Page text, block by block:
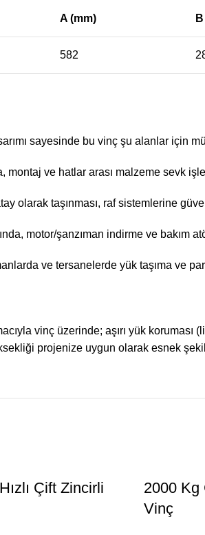
A (mm)
582
sayesinde bu vinç şu alanlar için
montaj ve hatlar arası malzeme sevk
olarak taşınması, raf sistemlerine
motor/şanzıman indirme ve bakım
ve tersanelerde yük taşıma ve
vinç üzerinde; aşırı yük koruması
projenize uygun olarak esnek
Çift Zincirli
2000 Kg
Vinç